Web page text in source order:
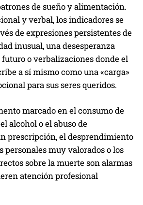
de sueño y alimentación.
y verbal, los indicadores se
de expresiones persistentes de
inusual, una desesperanza
o verbalizaciones donde el
a sí mismo como una «carga»
para sus seres queridos.
marcado en el consumo de
alcohol o el abuso de
prescripción, el desprendimiento
personales muy valorados o los
sobre la muerte son alarmas
atención profesional